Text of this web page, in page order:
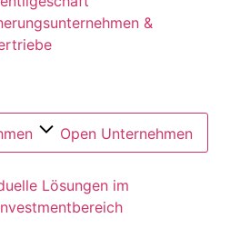
&
Open Unternehmen
Lösungen im